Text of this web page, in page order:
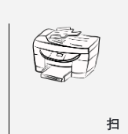
扫